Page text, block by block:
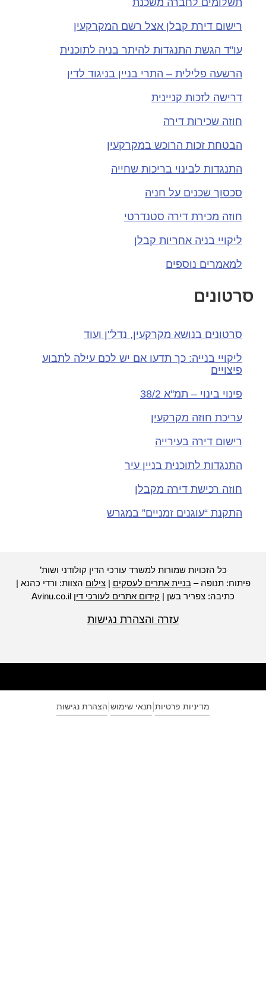
תשלומים לחברה משכנת
רישום דירת קבלן אצל רשם המקרקעין
עו"ד הגשת התנגדות להיתר בניה לתוכנית
הרשעה פלילית – התרי בניין בניגוד לדין
דרישה לזכות קניינית
חוזה שכירות דירה
הבטחת זכות הרוכש במקרקעין
התנגדות לבינוי בריכות שחייה
סכסוך שכנים על חניה
חוזה מכירת דירה סטנדרטי
ליקויי בניה אחריות קבלן
למאמרים נוספים
סרטונים בנושא מקרקעין, נדל"ן ועוד
ליקויי בנייה: כך תדעו אם יש לכם עילה לתבוע
פיצויים
פינוי בינוי – תמ"א 38/2
עריכת חוזה מקרקעין
רישום דירה בעירייה
התנגדות לתוכנית בניין עיר
חוזה רכישת דירה מקבלן
התקנת “עוגנים זמניים” במגרש
כל הזכויות שמורות למשרד עורכי הדין קולודני ושות’
תנופה –בניית אתרים לעסקים|צילוםהצוות: ורדי כהנא |
כתיבה: צפריר בשן |קידום אתרים לעורכי דיןAvinu.co.il
עזרה והצהרת נגישות
מדיניות פרטיות|תנאי שימוש|הצהרת נגישות